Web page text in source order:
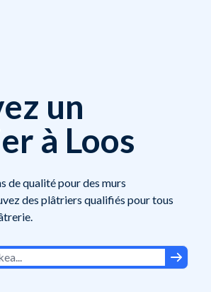
un
à Loos
de qualité pour des murs
des plâtriers qualifiés pour tous